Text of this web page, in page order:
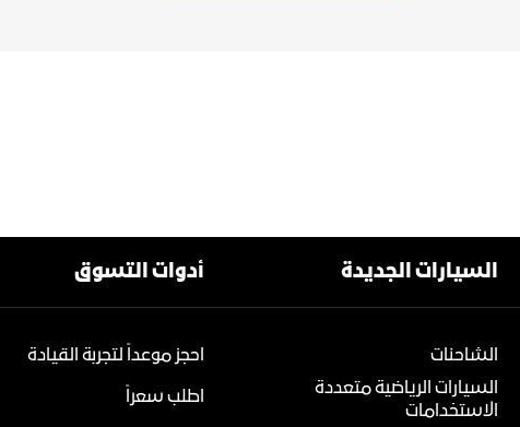
السيارات الجديدة
الشاحنات
السيارات الرياضية متعددة
الاستخدامات
أدوات التسوق
احجز موعداً لتجربة القيادة
اطلب سعراً